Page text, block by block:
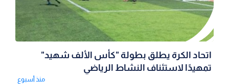
اتحاد الكرة يطلق بطولة "كأس الألف شهيد"
تمهيدًا لاستئناف النشاط الرياضي
منذ أسبوع